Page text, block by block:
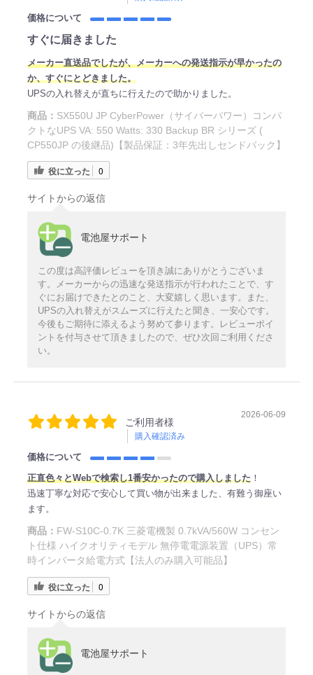
価格について
すぐに届きました
メーカー直送品でしたが、メーカーへの発送指示が早かったの
か、すぐにとどきました。
UPSの入れ替えが直ちに行えたので助かりました。
商品： SX550U JP CyberPower（サイバーパワー）コンパ
クトなUPS VA: 550 Watts: 330 Backup BR シリーズ (
CP550JP の後継品)【製品保証：3年先出しセンドバック】
役に立った 0
サイトからの返信
電池屋サポート
この度は高評価レビューを頂き誠にありがとうございま
す。メーカーからの迅速な発送指示が行われたことで、す
ぐにお届けできたとのこと、大変嬉しく思います。また、
UPSの入れ替えがスムーズに行えたと聞き、一安心です。
今後もご期待に添えるよう努めて参ります。レビューポイ
ントを付与させて頂きましたので、ぜひ次回ご利用くださ
い。
ご利用者様
購入確認済み
2026-06-09
価格について
正直色々とWebで検索し1番安かったので購入しました！
迅速丁寧な対応で安心して買い物が出来ました、有難う御座い
ます。
商品： FW-S10C-0.7K 三菱電機製 0.7kVA/560W コンセン
ト仕様 ハイクオリティモデル 無停電電源装置（UPS）常
時インバータ給電方式【法人のみ購入可能品】
役に立った 0
サイトからの返信
電池屋サポート